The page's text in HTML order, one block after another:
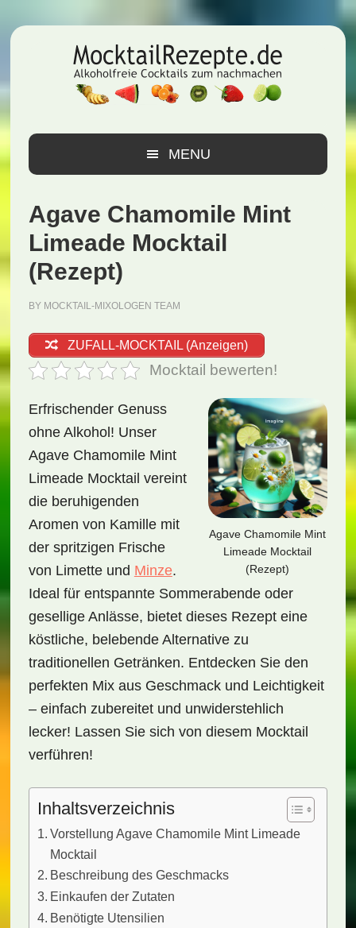
Hauptnavigation
Inhalt
Seitenspalte
MENU
Agave Chamomile Mint
Limeade Mocktail
(Rezept)
BY MOCKTAIL-MIXOLOGEN TEAM
ZUFALL-MOCKTAIL (Anzeigen)
Mocktail bewerten!
Agave Chamomile Mint
Limeade Mocktail
(Rezept)
Erfrischender Genuss
ohne Alkohol! Unser
Agave Chamomile Mint
Limeade Mocktail vereint
die beruhigenden
Aromen von Kamille mit
der spritzigen Frische
von Limette und Minze.
Ideal für entspannte Sommerabende oder
gesellige Anlässe, bietet dieses Rezept eine
köstliche, belebende Alternative zu
traditionellen Getränken. Entdecken Sie den
perfekten Mix aus Geschmack und Leichtigkeit
– einfach zubereitet und unwiderstehlich
lecker! Lassen Sie sich von diesem Mocktail
verführen!
Inhaltsverzeichnis
Vorstellung Agave Chamomile Mint Limeade
Mocktail
Beschreibung des Geschmacks
Einkaufen der Zutaten
Benötigte Utensilien